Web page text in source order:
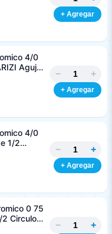
+ Agregar
4/0
Aguja
26 mm
− +
+ Agregar
4/0
1/2
− +
+ Agregar
0 75
2 Circulo
− +